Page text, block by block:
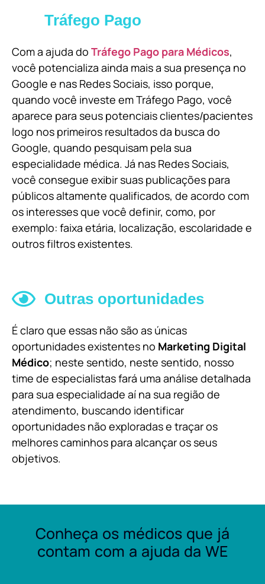
Tráfego Pago
Com a ajuda do Tráfego Pago para Médicos,
você potencializa ainda mais a sua presença no
Google e nas Redes Sociais, isso porque,
quando você investe em Tráfego Pago, você
aparece para seus potenciais clientes/pacientes
logo nos primeiros resultados da busca do
Google, quando pesquisam pela sua
especialidade médica. Já nas Redes Sociais,
você consegue exibir suas publicações para
públicos altamente qualificados, de acordo com
os interesses que você definir, como, por
exemplo: faixa etária, localização, escolaridade e
outros filtros existentes.
Outras oportunidades
É claro que essas não são as únicas
oportunidades existentes no Marketing Digital
Médico; neste sentido, neste sentido, nosso
time de especialistas fará uma análise detalhada
para sua especialidade aí na sua região de
atendimento, buscando identificar
oportunidades não exploradas e traçar os
melhores caminhos para alcançar os seus
objetivos.
Conheça os médicos que já
contam com a ajuda da WE